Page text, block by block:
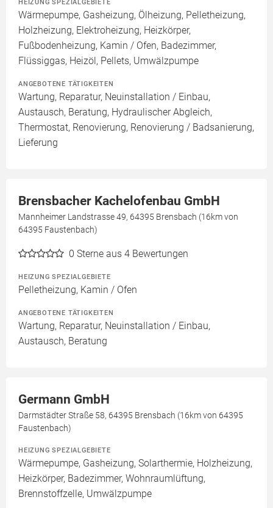
Wärmepumpe, Gasheizung, Ölheizung, Pelletheizung,
Holzheizung, Elektroheizung, Heizkörper,
Fußbodenheizung, Kamin / Ofen, Badezimmer,
Flüssiggas, Heizöl, Pellets, Umwälzpumpe
ANGEBOTENE TÄTIGKEITEN
Wartung, Reparatur, Neuinstallation / Einbau,
Austausch, Beratung, Hydraulischer Abgleich,
Thermostat, Renovierung, Renovierung / Badsanierung,
Lieferung
Brensbacher Kachelofenbau GmbH
Mannheimer Landstrasse 49, 64395 Brensbach (16km von
64395 Faustenbach)
0 Sterne aus 4 Bewertungen
HEIZUNG SPEZIALGEBIETE
Pelletheizung, Kamin / Ofen
ANGEBOTENE TÄTIGKEITEN
Wartung, Reparatur, Neuinstallation / Einbau,
Austausch, Beratung
Germann GmbH
Darmstädter Straße 58, 64395 Brensbach (16km von 64395
Faustenbach)
HEIZUNG SPEZIALGEBIETE
Wärmepumpe, Gasheizung, Solarthermie, Holzheizung,
Heizkörper, Badezimmer, Wohnraumlüftung,
Brennstoffzelle, Umwälzpumpe